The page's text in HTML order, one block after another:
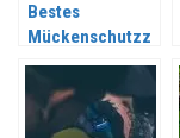
Bestes
Mückenschutzz
ubehör 2026